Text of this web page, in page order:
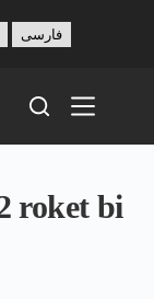
فارسی
roket bi